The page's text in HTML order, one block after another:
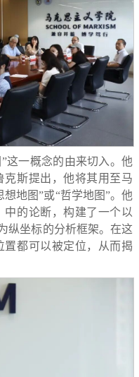
”这一概念的由来切入。他
斯提出，他将其用至马
想地图”或“哲学地图”。他
的论断，构建了一个以
纵坐标的分析框架。在这
都可以被定位，从而揭